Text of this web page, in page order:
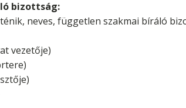
bizottság:
neves, független szakmai bíráló
vezetője)